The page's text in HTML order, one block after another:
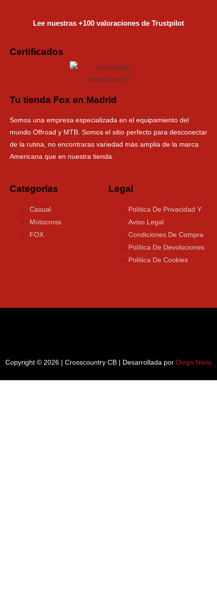
Lee nuestras +100 valoraciones de Trustpilot
Certificados
Tu tienda Fox en Madrid
Somos una empresa especializada en el equipamiento del
mundo Offroad y MTB. Somos el sitio perfecto para desconectar
de la rutina, no encontraras variedad más amplia de la marca
Americana que en nuestra tienda.
Categorías
Casual
Motocross
FOX
Legal
Política De Privacidad Y
Aviso Legal
Condiciones De Compra
Política De Devoluciones
Política De Cookies
Copyright © 2026 | Crosscountry CB | Desarrollada por Diego Nieto